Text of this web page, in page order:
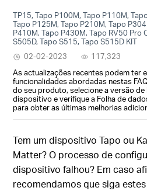
TP15, Tapo P100M, Tapo P110M,
Tapo P125M, Tapo P210M, Tapo
P410M, Tapo P430M, Tapo RV50 Pro
S505D, Tapo S515, Tapo S515D KIT
02-02-2023
117,323
As actualizações recentes podem ter
funcionalidades abordadas nestas
do seu produto, selecione a versão
dispositivo e verifique a Folha de
para obter as últimas melhorias
Tem um dispositivo Tapo ou
Matter? O processo de
dispositivo falhou? Em caso
recomendamos que siga